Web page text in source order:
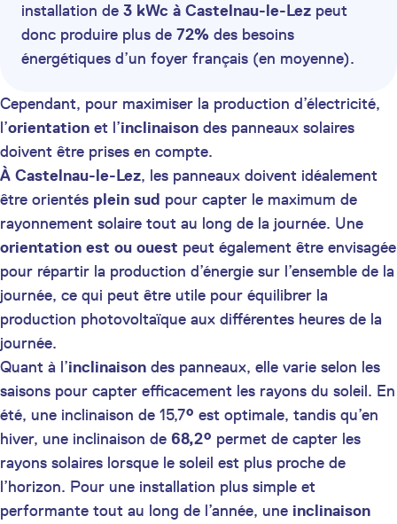
installation de 3 kWc à Castelnau-le-Lez peut
donc produire plus de 72% des besoins
énergétiques d’un foyer français (en moyenne).
Cependant, pour maximiser la production d’électricité,
l’orientation et l’inclinaison des panneaux solaires
doivent être prises en compte.
À Castelnau-le-Lez, les panneaux doivent idéalement
être orientés plein sud pour capter le maximum de
rayonnement solaire tout au long de la journée. Une
orientation est ou ouest peut également être envisagée
pour répartir la production d’énergie sur l’ensemble de la
journée, ce qui peut être utile pour équilibrer la
production photovoltaïque aux différentes heures de la
journée.
Quant à l’inclinaison des panneaux, elle varie selon les
saisons pour capter efficacement les rayons du soleil. En
été, une inclinaison de 15,7° est optimale, tandis qu’en
hiver, une inclinaison de 68,2° permet de capter les
rayons solaires lorsque le soleil est plus proche de
l’horizon. Pour une installation plus simple et
performante tout au long de l’année, une inclinaison